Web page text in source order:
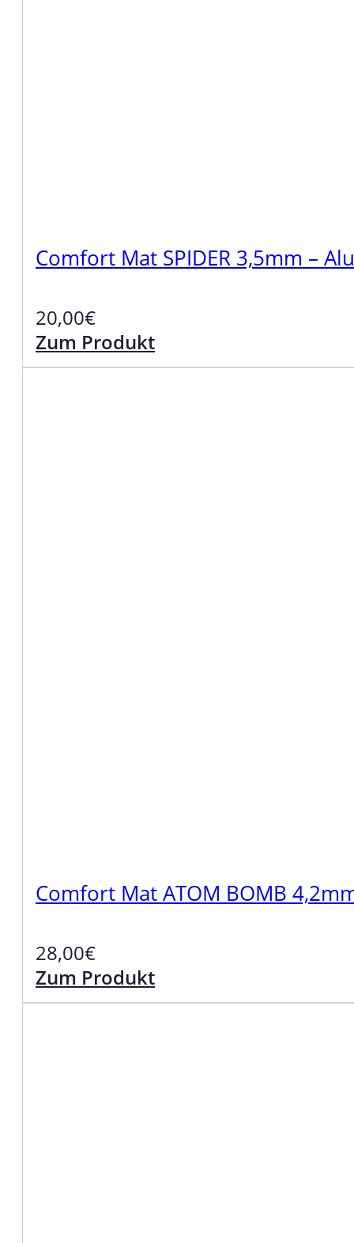
Comfort Mat SPIDER 3,5mm –
20,00€
Zum Produkt
Comfort Mat ATOM BOMB
28,00€
Zum Produkt